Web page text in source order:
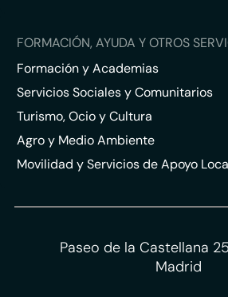
FORMACIÓN, AYUDA Y OTROS
Formación y Academias
Servicios Sociales y Comunitarios
Turismo, Ocio y Cultura
Agro y Medio Ambiente
Movilidad y Servicios de Apoyo
Paseo de la Castellana
Madrid